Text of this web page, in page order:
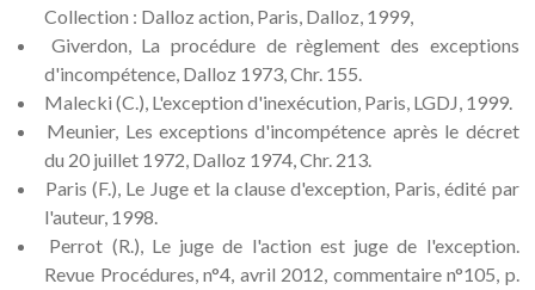
Collection : Dalloz action, Paris, Dalloz, 1999,
Giverdon, La procédure de règlement des exceptions
d'incompétence, Dalloz 1973, Chr. 155.
Malecki (C.), L'exception d'inexécution, Paris, LGDJ, 1999.
Meunier, Les exceptions d'incompétence après le décret
du 20 juillet 1972, Dalloz 1974, Chr. 213.
Paris (F.), Le Juge et la clause d'exception, Paris, édité par
l'auteur, 1998.
Perrot (R.), Le juge de l'action est juge de l'exception.
Revue Procédures, n°4, avril 2012, commentaire n°105, p.